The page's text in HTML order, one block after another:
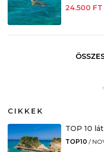
24.500 FT
CIKKEK
TOP 10
TOP10 /